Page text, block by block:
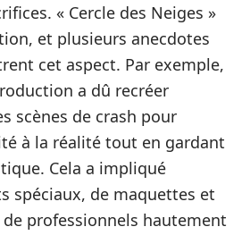
« Cercle des Neiges »
et plusieurs anecdotes
cet aspect. Par exemple,
a dû recréer
scènes de crash pour
à la réalité tout en gardant
Cela a impliqué
spéciaux, de maquettes et
de professionnels hautement